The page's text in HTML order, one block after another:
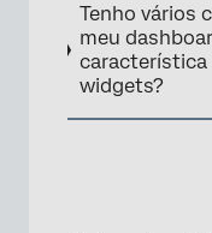
Tenho vários
meu
característica
widgets?